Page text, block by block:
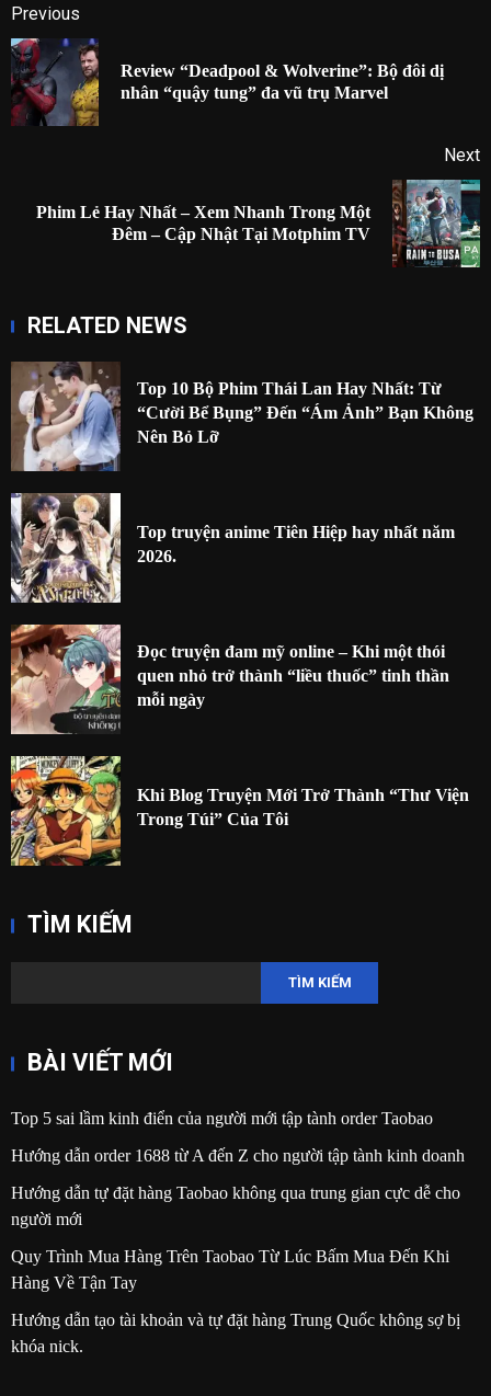
Post
navigation
Previous
Review “Deadpool & Wolverine”: Bộ đôi dị
nhân “quậy tung” đa vũ trụ Marvel
Next
NextPhim Lẻ Hay Nhất – Xem Nhanh Trong Một
Đêm – Cập Nhật Tại Motphim TV
RELATED NEWS
Top 10 Bộ Phim Thái Lan Hay Nhất: Từ
“Cười Bể Bụng” Đến “Ám Ảnh” Bạn Không
Nên Bỏ Lỡ
Top truyện anime Tiên Hiệp hay nhất năm
2026.
Đọc truyện đam mỹ online – Khi một thói
quen nhỏ trở thành “liều thuốc” tinh thần
mỗi ngày
Khi Blog Truyện Mới Trở Thành “Thư Viện
Trong Túi” Của Tôi
TÌM KIẾM
TÌM KIẾM
BÀI VIẾT MỚI
Top 5 sai lầm kinh điển của người mới tập tành order Taobao
Hướng dẫn order 1688 từ A đến Z cho người tập tành kinh doanh
Hướng dẫn tự đặt hàng Taobao không qua trung gian cực dễ cho
người mới
Quy Trình Mua Hàng Trên Taobao Từ Lúc Bấm Mua Đến Khi
Hàng Về Tận Tay
Hướng dẫn tạo tài khoản và tự đặt hàng Trung Quốc không sợ bị
khóa nick.